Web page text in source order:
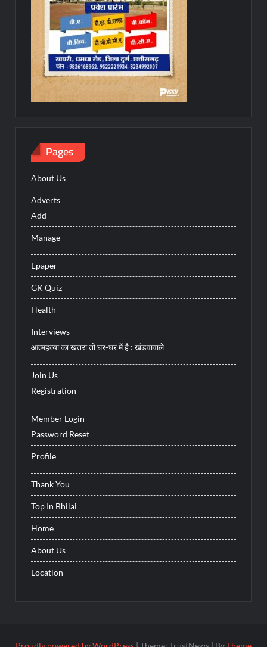
Pages
About Us
Adverts
Add
Manage
Epaper
GK Quiz
Health
Interviews
आत्महत्या का खतरा तो घर-घर में है : खंडवावाले
Join Us
Registration
Member Login
Password Reset
Profile
Thank You
Top In Bhilai
Home
About Us
Location